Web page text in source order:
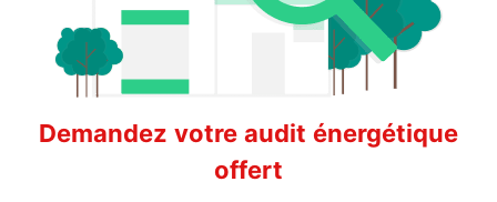
Demandez votre audit énergétique
offert